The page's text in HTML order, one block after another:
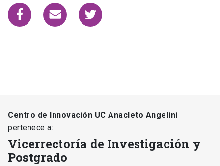
Centro de Innovación UC Anacleto Angelini
pertenece a:
Vicerrectoría de Investigación y
Postgrado